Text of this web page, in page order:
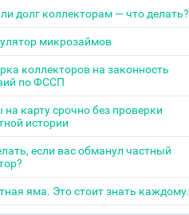
долг коллекторам — что делать?
микрозаймов
коллекторов на законность
по ФССП
карту срочно без проверки
истории
если вас обманул частный
яма. Это стоит знать каждому.